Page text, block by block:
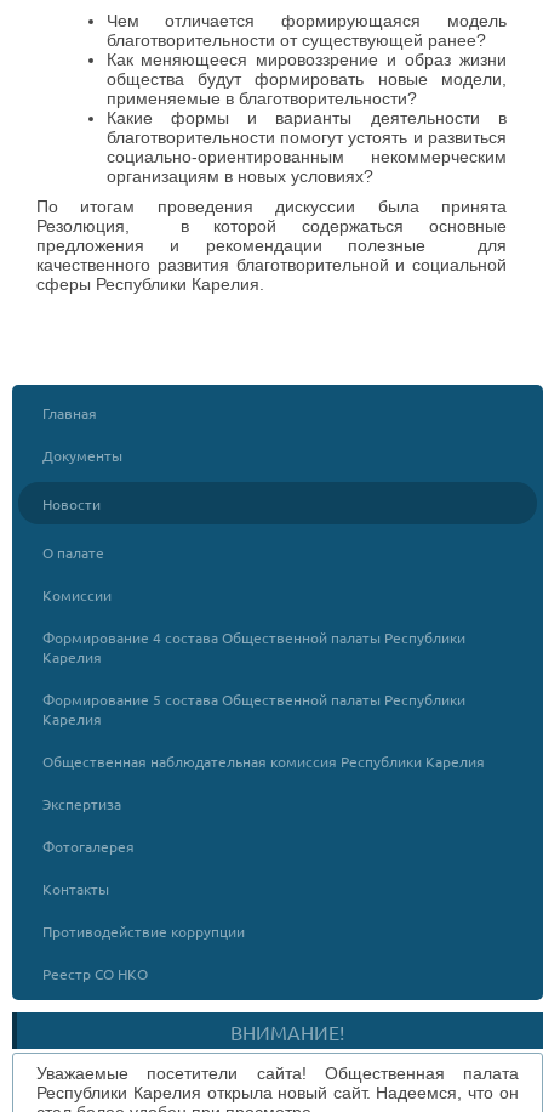
Чем отличается формирующаяся модель
благотворительности от существующей ранее?
Как меняющееся мировоззрение и образ жизни
общества будут формировать новые модели,
применяемые в благотворительности?
Какие формы и варианты деятельности в
благотворительности помогут устоять и развиться
социально-ориентированным некоммерческим
организациям в новых условиях?
По итогам проведения дискуссии была принята
Резолюция, в которой содержаться основные
предложения и рекомендации полезные для
качественного развития благотворительной и социальной
сферы Республики Карелия.
Главная
Документы
Новости
О палате
Комиссии
Формирование 4 состава Общественной палаты Республики
Карелия
Формирование 5 состава Общественной палаты Республики
Карелия
Общественная наблюдательная комиссия Республики Карелия
Экспертиза
Фотогалерея
Контакты
Противодействие коррупции
Реестр СО НКО
ВНИМАНИЕ!
Уважаемые посетители сайта! Общественная палата
Республики Карелия открыла новый сайт. Надеемся, что он